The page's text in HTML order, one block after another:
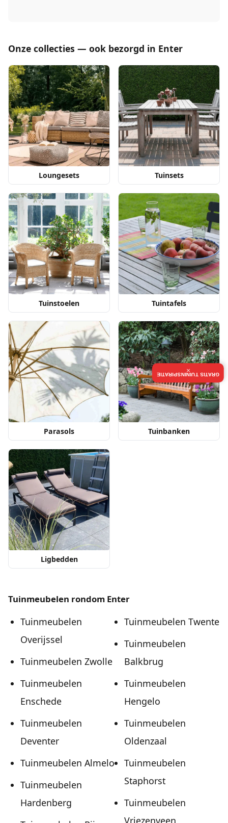
Onze collecties — ook bezorgd in Enter
Loungesets Tuinsets
Tuinstoelen Tuintafels
Parasols Tuinbanken
Ligbedden
Tuinmeubelen rondom Enter
Tuinmeubelen
Overijssel
Tuinmeubelen Zwolle
Tuinmeubelen
Enschede
Tuinmeubelen
Deventer
Tuinmeubelen Almelo
Tuinmeubelen
Hardenberg
Tuinmeubelen Twente
Tuinmeubelen
Balkbrug
Tuinmeubelen
Hengelo
Tuinmeubelen
Oldenzaal
Tuinmeubelen
Staphorst
Tuinmeubelen
Vriezenveen
GRATIS TUININSPIRATIE
×